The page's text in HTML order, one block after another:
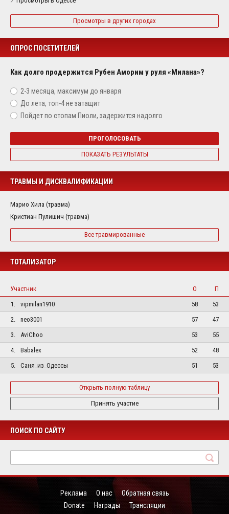
Просмотры в других городах
ОПРОС ПОСЕТИТЕЛЕЙ
Как долго продержится Рубен Аморим у руля «Милана»?
2-3 месяца, максимум до января
До лета, топ-4 не затащит
Пойдет по стопам Пиоли, задержится надолго
ПРОГОЛОСОВАТЬ
ПОКАЗАТЬ РЕЗУЛЬТАТЫ
ТРАВМЫ И ДИСКВАЛИФИКАЦИИ
Марио Хила (травма)
Кристиан Пулишич (травма)
Все травмированные
ТОТАЛИЗАТОР
Участник О
П
1.
vipmilan1910 58
53
2.
neo3001 57
47
3.
AviChoo 53
55
4.
Babalex 52
48
5.
Саня_из_Одессы 51 53
Открыть полную таблицу
Принять участие
ПОИСК ПО САЙТУ
Реклама О нас
Обратная связь
Donate
Награды Трансляции